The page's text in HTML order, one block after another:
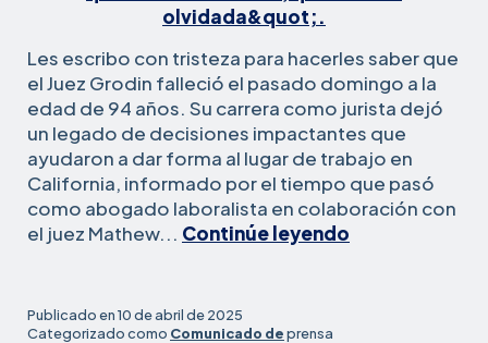
Les escribo con tristeza para hacerles saber que
el Juez Grodin falleció el pasado domingo a la
edad de 94 años. Su carrera como jurista dejó
un legado de decisiones impactantes que
ayudaron a dar forma al lugar de trabajo en
California, informado por el tiempo que pasó
como abogado laboralista en colaboración con
el juez Mathew... Continúe leyendo
Publicado en10 de abril de 2025
Categorizado como Comunicado deprensa